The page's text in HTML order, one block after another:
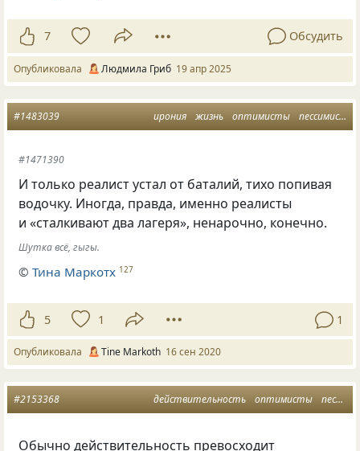
7 Обсудить
Опубликовала Людмила Гриб 19 апр 2025
ирония жизнь оптимисты пессимисты
#1483039
#1471390
И только реалист устал от баталий, тихо попивая
водочку. Иногда, правда, именно реалисты
и «сталкивают два лагеря», ненарочно, конечно.
Шутка всё, гыгы.
©Тина Маркотх 127
5 1 1
Опубликовала Tine Markoth 16 сен 2020
действительность оптимисты пессимисты
#2153368
Обычно действительность превосходит